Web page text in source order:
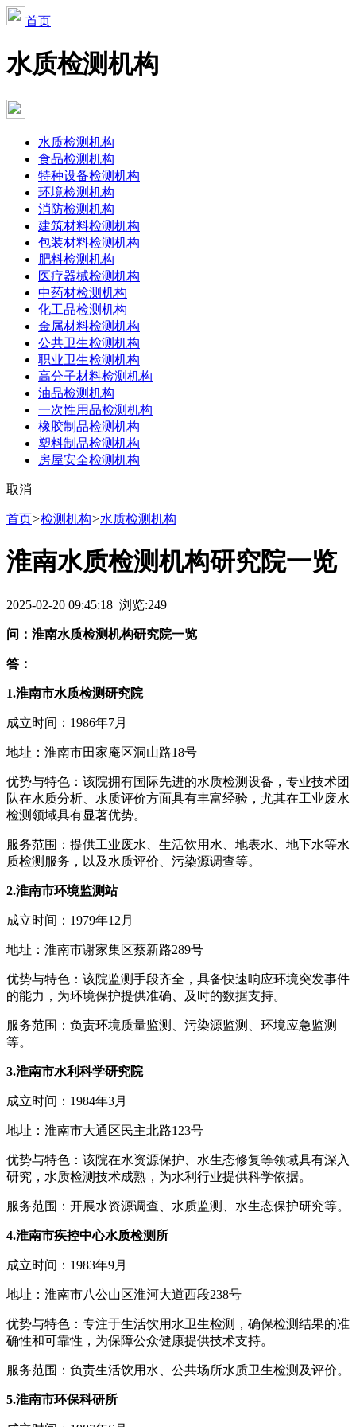
首页
水质检测机构
水质检测机构
食品检测机构
特种设备检测机构
环境检测机构
消防检测机构
建筑材料检测机构
包装材料检测机构
肥料检测机构
医疗器械检测机构
中药材检测机构
化工品检测机构
金属材料检测机构
公共卫生检测机构
职业卫生检测机构
高分子材料检测机构
油品检测机构
一次性用品检测机构
橡胶制品检测机构
塑料制品检测机构
房屋安全检测机构
取消
首页>检测机构>水质检测机构
淮南水质检测机构研究院一览
2025-02-20 09:45:18 浏览:249
问：淮南水质检测机构研究院一览
答：
1.淮南市水质检测研究院
成立时间：1986年7月
地址：淮南市田家庵区洞山路18号
优势与特色：该院拥有国际先进的水质检测设备，专业技术团
队在水质分析、水质评价方面具有丰富经验，尤其在工业废水
检测领域具有显著优势。
服务范围：提供工业废水、生活饮用水、地表水、地下水等水
质检测服务，以及水质评价、污染源调查等。
2.淮南市环境监测站
成立时间：1979年12月
地址：淮南市谢家集区蔡新路289号
优势与特色：该院监测手段齐全，具备快速响应环境突发事件
的能力，为环境保护提供准确、及时的数据支持。
服务范围：负责环境质量监测、污染源监测、环境应急监测
等。
3.淮南市水利科学研究院
成立时间：1984年3月
地址：淮南市大通区民主北路123号
优势与特色：该院在水资源保护、水生态修复等领域具有深入
研究，水质检测技术成熟，为水利行业提供科学依据。
服务范围：开展水资源调查、水质监测、水生态保护研究等。
4.淮南市疾控中心水质检测所
成立时间：1983年9月
地址：淮南市八公山区淮河大道西段238号
优势与特色：专注于生活饮用水卫生检测，确保检测结果的准
确性和可靠性，为保障公众健康提供技术支持。
服务范围：负责生活饮用水、公共场所水质卫生检测及评价。
5.淮南市环保科研所